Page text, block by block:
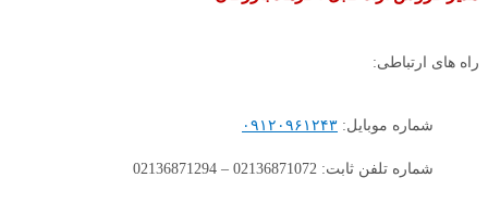
راه های ارتباطی:
شماره موبایل: ۰۹۱۲۰۹۶۱۲۴۳
شماره تلفن ثابت: 02136871072 – 02136871294